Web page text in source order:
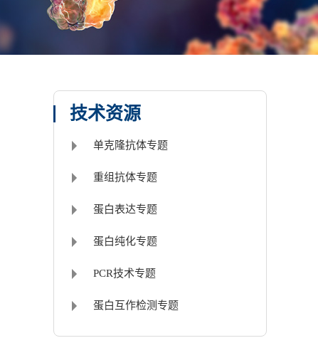
技术资源
单克隆抗体专题
重组抗体专题
蛋白表达专题
蛋白纯化专题
PCR技术专题
蛋白互作检测专题